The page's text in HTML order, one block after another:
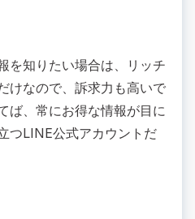
を知りたい場合は、リッチ
けなので、訴求力も高いで
ば、常にお得な情報が目に
つLINE公式アカウントだ